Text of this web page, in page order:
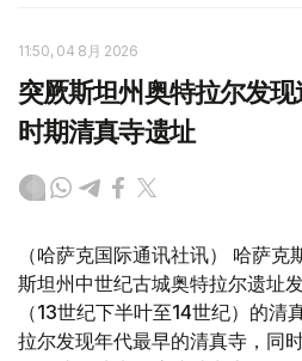
11:50, 04 8月 2026
突厥斯坦州奥特拉尔发
时期清真寺遗址
（哈萨克国际通讯社讯） 哈萨
斯坦州中世纪古城奥特拉尔遗址
（13世纪下半叶至14世纪）的
拉尔发现年代最早的清真寺，同